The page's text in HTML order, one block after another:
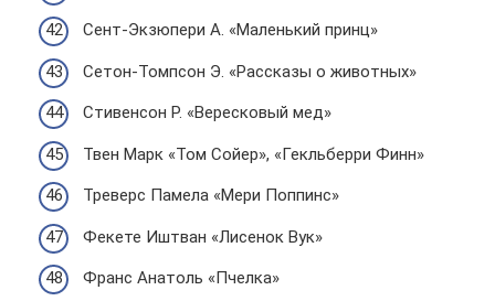
Сент-Экзюпери А. «Маленький принц»
Сетон-Томпсон Э. «Рассказы о животных»
Стивенсон Р. «Вересковый мед»
Твен Марк «Том Сойер», «Гекльберри Финн»
Треверс Памела «Мери Поппинс»
Фекете Иштван «Лисенок Вук»
Франс Анатоль «Пчелка»